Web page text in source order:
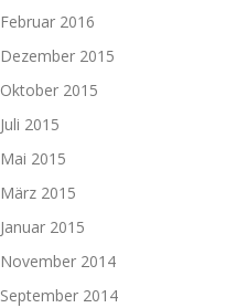
Februar 2016
Dezember 2015
Oktober 2015
Juli 2015
Mai 2015
März 2015
Januar 2015
November 2014
September 2014